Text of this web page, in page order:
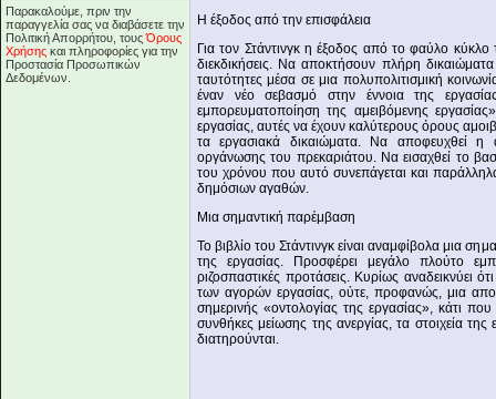
Παρακαλούμε, πριν την
παραγγελία σας να διαβάσετε την
Πολιτική Απορρήτου, τουςΌρους
Χρήσης και πληροφορίες για την
Προστασία Προσωπικών
Δεδομένων.
Η έξοδος από την επισφάλεια
Για τον Στάντινγκ η έξοδος από το φαύλο κύκλο
διεκδικήσεις. Να αποκτήσουν πλήρη
ταυτότητες μέσα σε μια πολυπολιτισμική
έναν νέο σεβασμό στην έννοια της
εμπορευματοποίηση της αμειβόμενης
εργασίας, αυτές να έχουν καλύτερους όρους
τα εργασιακά δικαιώματα. Να αποφευχθεί
οργάνωσης του πρεκαριάτου. Να εισαχθεί το
του χρόνου που αυτό συνεπάγεται και
δημόσιων αγαθών.
Μια σημαντική παρέμβαση
Το βιβλίο του Στάντινγκ είναι αναμφίβολα μια
της εργασίας. Προσφέρει μεγάλο πλούτο
ριζοσπαστικές προτάσεις. Κυρίως αναδεικνύει
των αγορών εργασίας, ούτε, προφανώς, μια
σημερινής «οντολογίας της εργασίας», κάτι
συνθήκες μείωσης της ανεργίας, τα στοιχεία της
διατηρούνται.